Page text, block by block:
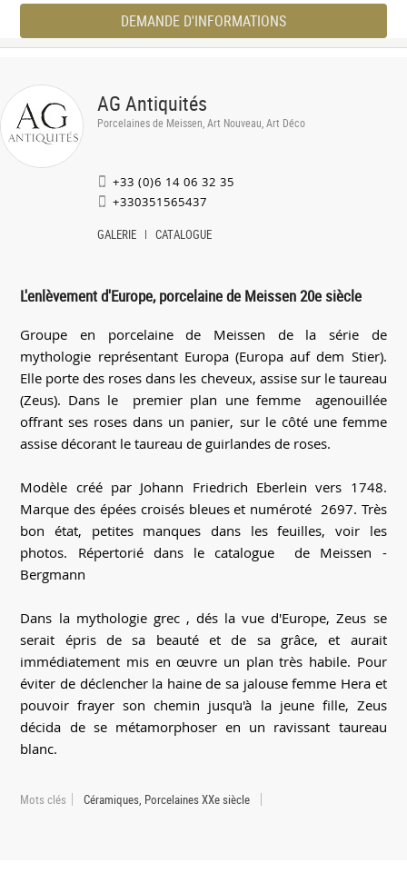
DEMANDE D'INFORMATIONS
AG Antiquités
Porcelaines de Meissen, Art Nouveau, Art Déco
+33 (0)6 14 06 32 35
+330351565437
GALERIE CATALOGUE
L'enlèvement d'Europe, porcelaine de Meissen 20e siècle
Groupe en porcelaine de Meissen de la série de
mythologie représentant Europa (Europa auf dem Stier).
Elle porte des roses dans les cheveux, assise sur le taureau
(Zeus). Dans le premier plan une femme agenouillée
offrant ses roses dans un panier, sur le côté une femme
assise décorant le taureau de guirlandes de roses.
Modèle créé par Johann Friedrich Eberlein vers 1748.
Marque des épées croisés bleues et numéroté 2697. Très
bon état, petites manques dans les feuilles, voir les
photos. Répertorié dans le catalogue de Meissen -
Bergmann
Dans la mythologie grec , dés la vue d'Europe, Zeus se
serait épris de sa beauté et de sa grâce, et aurait
immédiatement mis en œuvre un plan très habile. Pour
éviter de déclencher la haine de sa jalouse femme Hera et
pouvoir frayer son chemin jusqu'à la jeune fille, Zeus
décida de se métamorphoser en un ravissant taureau
blanc.
Mots clés Céramiques, Porcelaines XXe siècle